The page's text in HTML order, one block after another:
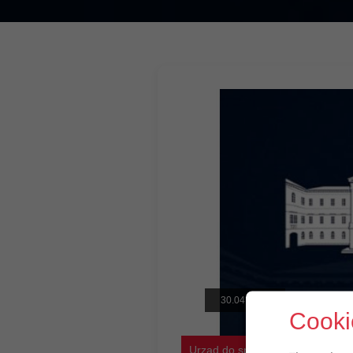
30.04.2020
Urząd do spraw cudzoziemców